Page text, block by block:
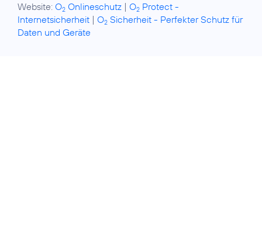
Website: O2 Onlineschutz | O2 Protect -
Internetsicherheit | O2 Sicherheit - Perfekter Schutz für
Daten und Geräte